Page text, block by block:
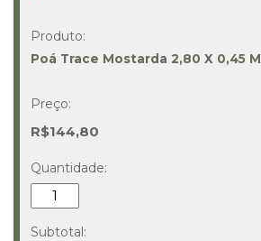
Poá Trace Mostarda 2,80 X 0,45 M
R$144,80
Poá
Trace
Mostarda